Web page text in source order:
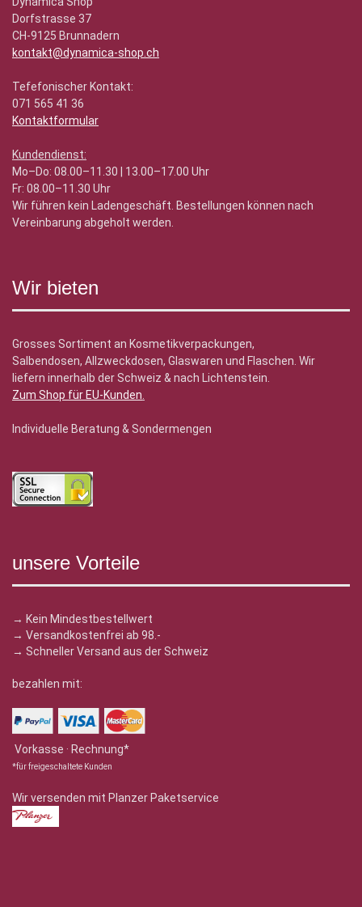
Dorfstrasse 37
CH-9125 Brunnadern
kontakt@dynamica-shop.ch
Tefefonischer Kontakt:
071 565 41 36
Kontaktformular
Kundendienst:
Mo–Do: 08.00–11.30 | 13.00–17.00 Uhr
Fr: 08.00–11.30 Uhr
Wir führen kein Ladengeschäft. Bestellungen können nach
Vereinbarung abgeholt werden.
Wir bieten
Grosses Sortiment an Kosmetikverpackungen,
Salbendosen, Allzweckdosen, Glaswaren und Flaschen. Wir
liefern innerhalb der Schweiz & nach Lichtenstein.
Zum Shop für EU-Kunden.
Individuelle Beratung & Sondermengen
unsere Vorteile
→ Kein Mindestbestellwert
→ Versandkostenfrei ab 98.-
→ Schneller Versand aus der Schweiz
bezahlen mit:
Vorkasse · Rechnung*
*für freigeschaltete Kunden
Wir versenden mit Planzer Paketservice